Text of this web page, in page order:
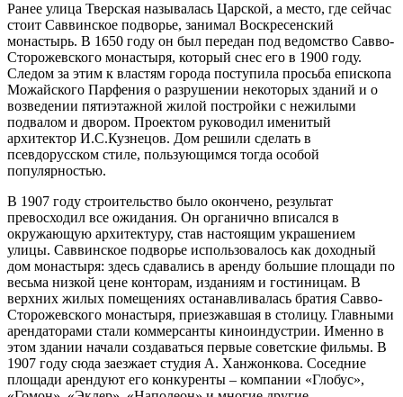
Ранее улица Тверская называлась Царской, а место, где сейчас
стоит Саввинское подворье, занимал Воскресенский
монастырь. В 1650 году он был передан под ведомство Савво-
Сторожевского монастыря, который снес его в 1900 году.
Следом за этим к властям города поступила просьба епископа
Можайского Парфения о разрушении некоторых зданий и о
возведении пятиэтажной жилой постройки с нежилыми
подвалом и двором. Проектом руководил именитый
архитектор И.С.Кузнецов. Дом решили сделать в
псевдорусском стиле, пользующимся тогда особой
популярностью.
В 1907 году строительство было окончено, результат
превосходил все ожидания. Он органично вписался в
окружающую архитектуру, став настоящим украшением
улицы. Саввинское подворье использовалось как доходный
дом монастыря: здесь сдавались в аренду большие площади по
весьма низкой цене конторам, изданиям и гостиницам. В
верхних жилых помещениях останавливалась братия Савво-
Сторожевского монастыря, приезжавшая в столицу. Главными
арендаторами стали коммерсанты киноиндустрии. Именно в
этом здании начали создаваться первые советские фильмы. В
1907 году сюда заезжает студия А. Ханжонкова. Соседние
площади арендуют его конкуренты – компании «Глобус»,